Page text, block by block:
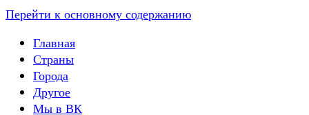
Перейти к основному содержанию
Главная
Страны
Города
Другое
Мы в ВК